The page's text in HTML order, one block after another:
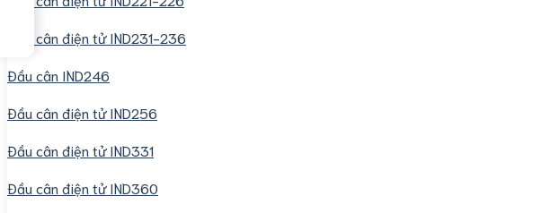
Đầu cân điện tử IND231-236
Đầu cân IND246
Đầu cân điện tử IND256
Đầu cân điện tử IND331
Đầu cân điện tử IND360